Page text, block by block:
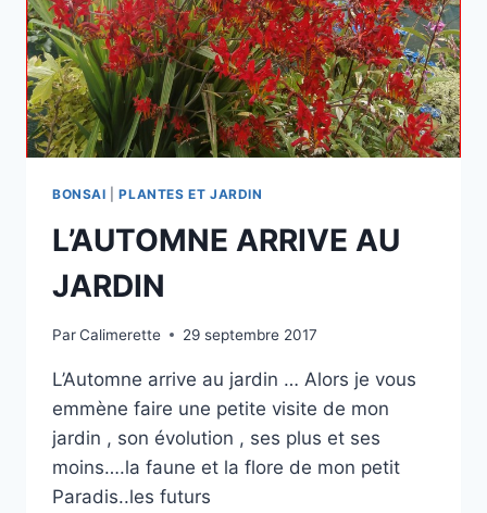
BONSAI |PLANTES ET JARDIN
L’AUTOMNE ARRIVE AU
JARDIN
ParCalimerette 29 septembre 2017
L’Automne arrive au jardin … Alors je vous
emmène faire une petite visite de mon
jardin , son évolution , ses plus et ses
moins….la faune et la flore de mon petit
Paradis..les futurs